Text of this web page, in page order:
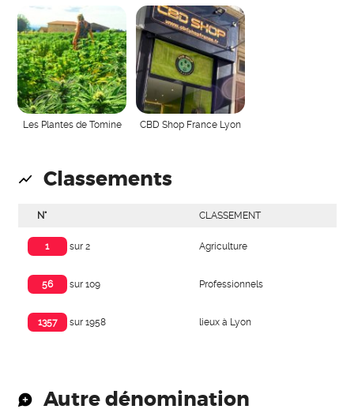
Les Plantes de Tomine CBD Shop France Lyon
Classements
N° CLASSEMENT
1 sur 2 Agriculture
56 sur 109 Professionnels
1357 sur 1958 lieux à Lyon
Autre dénomination